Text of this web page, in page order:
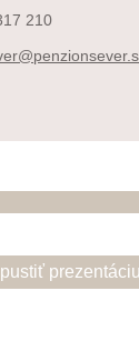
210
zionseve